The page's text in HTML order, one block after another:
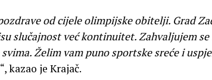
od cijele olimpijske obitelji. Grad
slučajnost već kontinuitet. Zahvaljujem
Želim vam puno sportske sreće i
“, kazao je Krajač.